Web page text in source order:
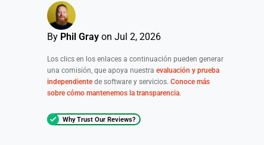
By Phil Gray on Jul 2, 2026
Los clics en los enlaces a continuación pueden generar
una comisión, que apoya nuestra evaluación y prueba
independiente de software y servicios. Conoce más
sobre cómo mantenemos la transparencia.
Why Trust Our Reviews?